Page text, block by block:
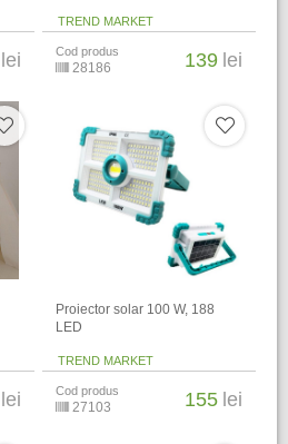
lei
TREND MARKET
Cod produs
28186 139 lei
lei
Proiector solar 100 W, 188
LED
TREND MARKET
Cod produs
27103 155 lei